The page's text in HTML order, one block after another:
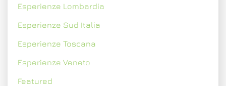
Esperienze Lombardia
Esperienze Sud Italia
Esperienze Toscana
Esperienze Veneto
Featured